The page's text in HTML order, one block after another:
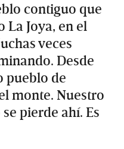
contiguo que
La Joya, en el
veces
Desde
pueblo de
monte. Nuestro
pierde ahí. Es